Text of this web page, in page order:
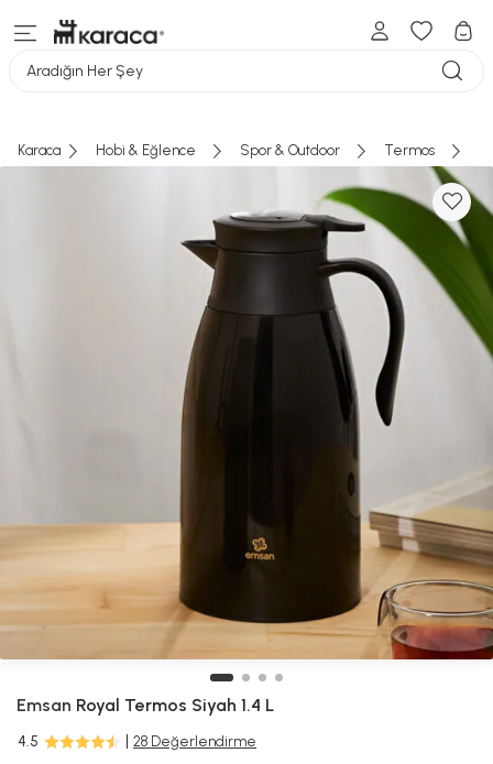
Aradığın Her Şey
Karaca Hobi & Eğlence Spor & Outdoor Termos
Emsan Royal Termos Siyah 1.4 L
4.5 28 Değerlendirme